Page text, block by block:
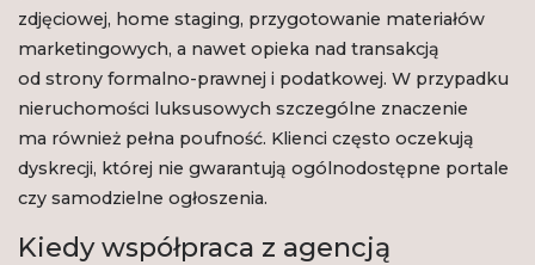
zdjęciowej, home staging, przygotowanie materiałów
marketingowych, a nawet opieka nad transakcją
od strony formalno-prawnej i podatkowej. W przypadku
nieruchomości luksusowych szczególne znaczenie
ma również pełna poufność. Klienci często oczekują
dyskrecji, której nie gwarantują ogólnodostępne portale
czy samodzielne ogłoszenia.
Kiedy współpraca z agencją